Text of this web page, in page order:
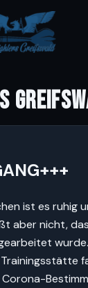
ist es ruhig
aber nicht,